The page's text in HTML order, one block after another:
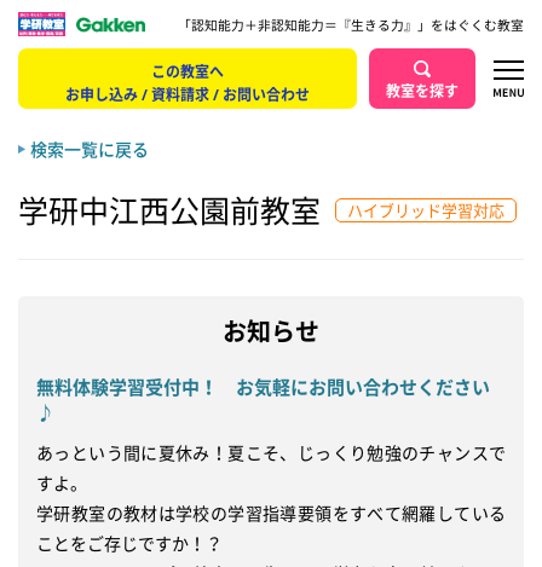
「認知能力＋非認知能力＝『生きる力』」をはぐくむ教室
この教室へ
お申し込み / 資料請求 / お問い合わせ
教室を探す
検索一覧に戻る
学研中江西公園前教室 ハイブリッド学習対応
お知らせ
無料体験学習受付中！ お気軽にお問い合わせください
♪
あっという間に夏休み！夏こそ、じっくり勉強のチャンスで
すよ。
学研教室の教材は学校の学習指導要領をすべて網羅している
ことをご存じですか！？